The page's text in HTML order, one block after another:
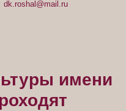
dk.roshal@mail.ru
имени